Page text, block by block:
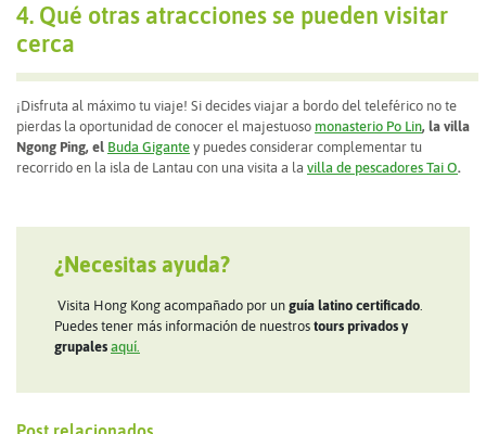
4. Qué otras atracciones se pueden visitar
cerca
¡Disfruta al máximo tu viaje! Si decides viajar a bordo del teleférico no te
pierdas la oportunidad de conocer el majestuoso monasterio Po Lin, la villa
Ngong Ping, el Buda Gigante y puedes considerar complementar tu
recorrido en la isla de Lantau con una visita a la villa de pescadores Tai O.
¿Necesitas ayuda?
Visita Hong Kong acompañado por un guía latino certificado
Puedes tener más información de nuestros tours privados y
grupales aquí.